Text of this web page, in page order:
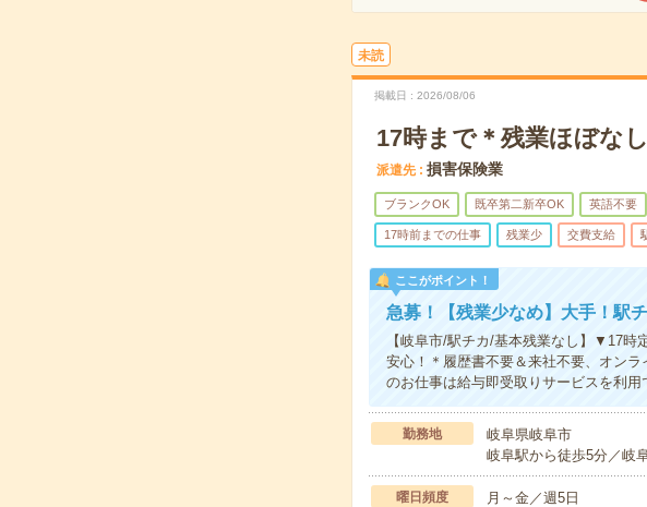
未読
掲載日 2026/08/06
17時まで＊残業ほぼな
派遣先 損害保険業
ブランクOK 既卒第二新卒OK 英語不要
17時前までの仕事 残業少 交費支給
ここがポイント！
急募！【残業少なめ】大手！駅
【岐阜市/駅チカ/基本残業なし】▼17
安心！＊履歴書不要＆来社不要、オン
のお仕事は給与即受取りサービスを利用
勤務地
岐阜県岐阜市
岐阜駅から徒歩5分／岐
曜日頻度 月～金／週5日